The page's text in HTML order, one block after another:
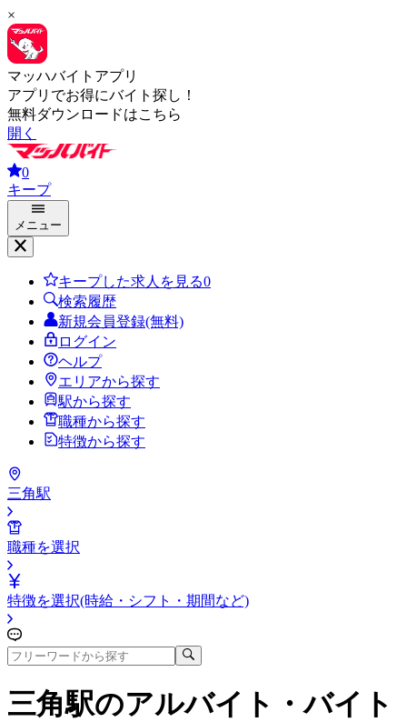
×
マッハバイトアプリ
アプリでお得にバイト探し！
無料ダウンロードはこちら
開く
0
キープ
メニュー
キープした求人を見る0
検索履歴
新規会員登録(無料)
ログイン
ヘルプ
エリアから探す
駅から探す
職種から探す
特徴から探す
三角駅
職種を選択
特徴を選択(時給・シフト・期間など)
三角駅のアルバイト・バイト